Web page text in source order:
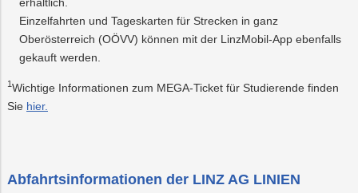
Einzelfahrten und Tageskarten für Strecken in ganz
Oberösterreich (OÖVV) können mit der LinzMobil-App ebenfalls
gekauft werden.
1 Wichtige Informationen zum MEGA-Ticket für Studierende finden
Sie hier.
Abfahrtsinformationen der LINZ AG LINIEN